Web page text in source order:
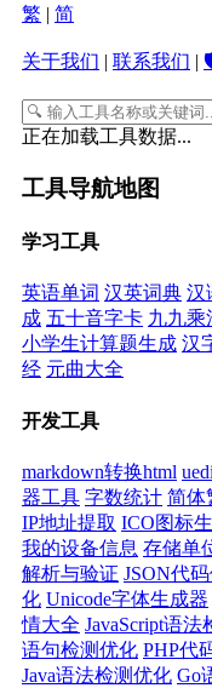
繁 | 简
关于我们 | 联系我们 |
正在加载工具数据...
工具导航地图
学习工具
英语单词 汉英词典 汉
成 五十音字卡 九九乘
小学生计算题生成 汉
经 元曲大全
开发工具
markdown转换html
器工具 字数统计 简体
IP地址提取 ICO图标
我的设备信息 存储单
解析与验证 JSON代
化 Unicode字体生成器
情大全 JavaScript语法
语句检测优化 PHP代
Java语法检测优化 Go